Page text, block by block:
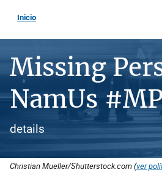
Inicio
Missing
NamUs
details
Christian Mueller/Shutterstock.com (ver